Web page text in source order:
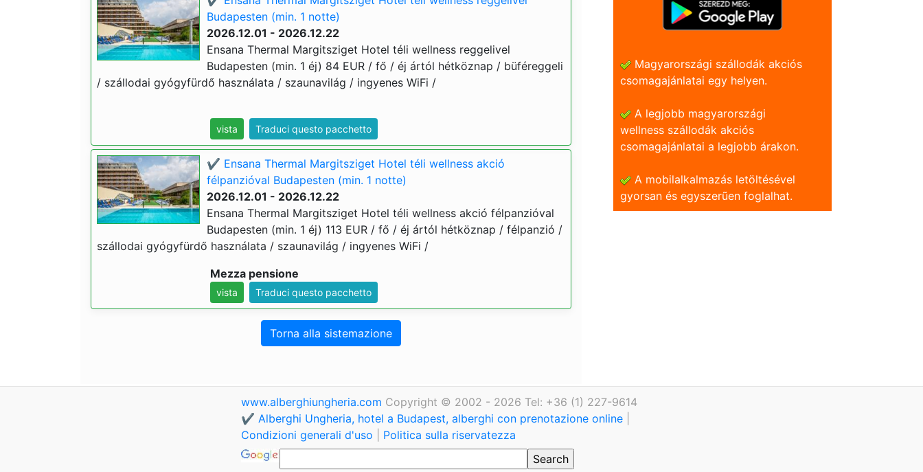
Budapesten (min. 1 notte)
2026.12.01 - 2026.12.22
Ensana Thermal Margitsziget Hotel téli wellness reggelivel
Budapesten (min. 1 éj) 84 EUR / fő / éj ártól hétköznap / büféreggeli
/ szállodai gyógyfürdő használata / szaunavilág / ingyenes WiFi /
vista Traduci questo pacchetto
✔️ Ensana Thermal Margitsziget Hotel téli wellness akció
félpanzióval Budapesten (min. 1 notte)
2026.12.01 - 2026.12.22
Ensana Thermal Margitsziget Hotel téli wellness akció félpanzióval
Budapesten (min. 1 éj) 113 EUR / fő / éj ártól hétköznap / félpanzió /
szállodai gyógyfürdő használata / szaunavilág / ingyenes WiFi /
Mezza pensione
vista Traduci questo pacchetto
Torna alla sistemazione
Magyarországi szállodák akciós
csomagajánlatai egy helyen.
A legjobb magyarországi
wellness szállodák akciós
csomagajánlatai a legjobb árakon.
A mobilalkalmazás letöltésével
gyorsan és egyszerũen foglalhat.
www.alberghiungheria.com Copyright © 2002 - 2026 Tel: +36 (1) 227-9614
✔️ Alberghi Ungheria, hotel a Budapest, alberghi con prenotazione online
Condizioni generali d'uso
Politica sulla riservatezza